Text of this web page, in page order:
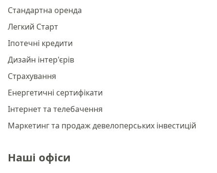
Стандартна оренда
Легкий Старт
Іпотечні кредити
Дизайн інтер'єрів
Страхування
Енергетичні сертифікати
Інтернет та телебачення
Маркетинг та продаж девелоперських інвестицій
Наші офіси